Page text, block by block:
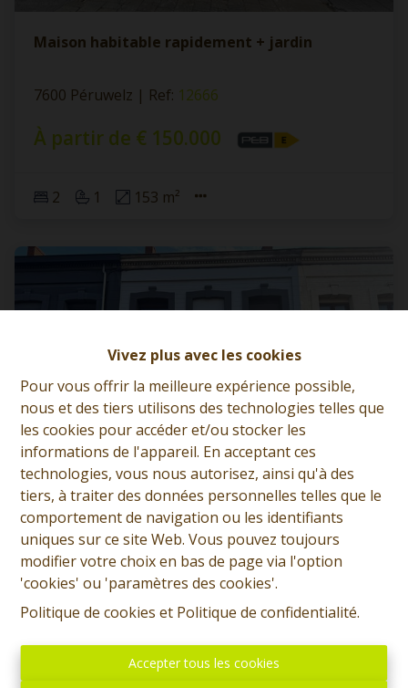
Vivez plus avec les cookies
Pour vous offrir la meilleure expérience possible,
nous et des tiers utilisons des technologies telles que
les cookies pour accéder et/ou stocker les
informations de l'appareil. En acceptant ces
technologies, vous nous autorisez, ainsi qu'à des
tiers, à traiter des données personnelles telles que le
comportement de navigation ou les identifiants
uniques sur ce site Web. Vous pouvez toujours
modifier votre choix en bas de page via l'option
'cookies' ou 'paramètres des cookies'.
Politique de cookies et Politique de confidentialité.
Accepter tous les cookies
Maison habitable rapidement + jardin
7600 Péruwelz | Ref: 12666
À partir de € 150.000
2 1 153 m²
Immeuble de rapport avec 2 appartements
7600 Péruwelz|Ref: 12524
À partir de € 290.000